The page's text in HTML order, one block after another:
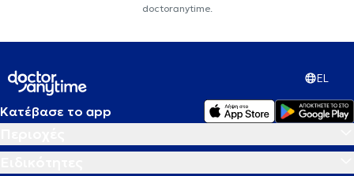
doctoranytime.
EL
Κατέβασε το app